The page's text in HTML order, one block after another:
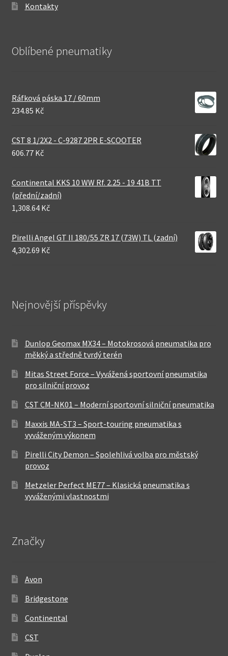
Kontakty
Oblíbené pneumatiky
Ráfková páska 17 / 60mm
234.85 Kč
CST 8 1/2X2 - C-9287 2PR E-SCOOTER
606.77 Kč
Continental KKS 10 WW Rf. 2.25 - 19 41B TT
(přední/zadní)
1,308.64 Kč
Pirelli Angel GT II 180/55 ZR 17 (73W) TL (zadní)
4,302.69 Kč
Nejnovější příspěvky
Dunlop Geomax MX34 – Motokrosová pneumatika pro
měkký a středně tvrdý terén
Mitas Street Force – Vyvážená sportovní pneumatika
pro silniční provoz
CST CM-NK01 – Moderní sportovní silniční pneumatika
Maxxis MA-ST3 – Sport-touring pneumatika s
vyváženým výkonem
Pirelli City Demon – Spolehlivá volba pro městský
provoz
Metzeler Perfect ME77 – Klasická pneumatika s
vyváženými vlastnostmi
Značky
Avon
Bridgestone
Continental
CST